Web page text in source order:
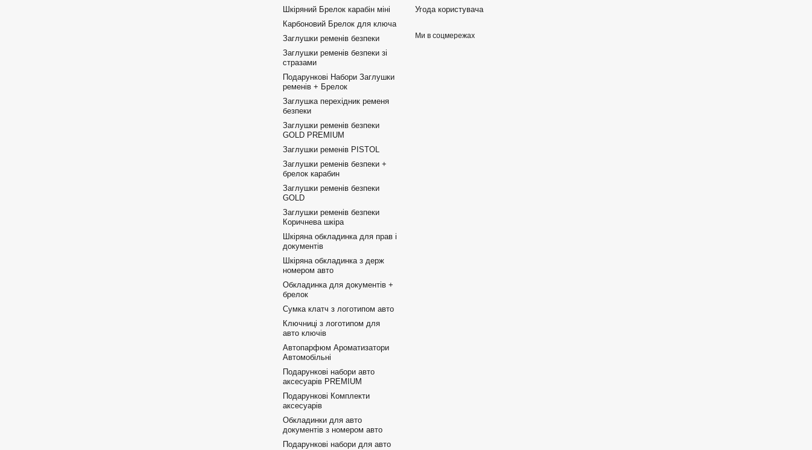
Шкіряний Брелок карабін міні
Карбоновий Брелок для ключа
Заглушки ременів безпеки
Заглушки ременів безпеки зі
стразами
Подарункові Набори Заглушки
ременів + Брелок
Заглушка перехідник ременя
безпеки
Заглушки ременів безпеки
GOLD PREMIUM
Заглушки ременів PISTOL
Заглушки ременів безпеки +
брелок карабин
Заглушки ременів безпеки
GOLD
Заглушки ременів безпеки
Коричнева шкіра
Шкіряна обкладинка для прав і
документів
Шкіряна обкладинка з держ
номером авто
Обкладинка для документів +
брелок
Сумка клатч з логотипом авто
Ключниці з логотипом для
авто ключів
Автопарфюм Ароматизатори
Автомобільні
Подарункові набори авто
аксесуарів PREMIUM
Подарункові Комплекти
аксесуарів
Обкладинки для авто
документів з номером авто
Подарункові набори для авто
Угода користувача
Ми в соцмережах